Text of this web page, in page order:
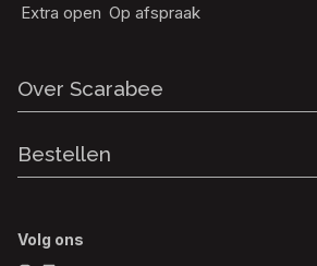
Extra open Op afspraak
Over Scarabee
Bestellen
Volg ons